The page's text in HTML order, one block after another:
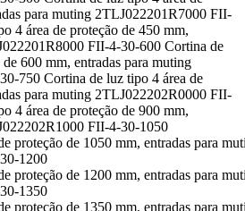
para muting 2TLJ022201R7000 FII-
4 área de proteção de 450 mm,
FII-4-30-600 Cortina de
600 mm, entradas para muting
750 Cortina de luz tipo 4 área de
para muting 2TLJ022202R0000 FII-
4 área de proteção de 900 mm,
FII-4-30-1050
proteção de 1050 mm, entradas para
1200
proteção de 1200 mm, entradas para
1350
proteção de 1350 mm, entradas para